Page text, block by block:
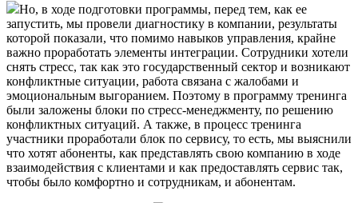
Но, в ходе подготовки программы, перед тем, как ее
запустить, мы провели диагностику в компании, результаты
которой показали, что помимо навыков управления, крайне
важно проработать элементы интеграции. Сотрудники хотели
снять стресс, так как это государственный сектор и возникают
конфликтные ситуации, работа связана с жалобами и
эмоциональным выгоранием. Поэтому в программу тренинга
были заложены блоки по стресс-менеджменту, по решению
конфликтных ситуаций. А также, в процесс тренинга
участники проработали блок по сервису, то есть, мы выяснили
что хотят абоненты, как представлять свою компанию в ходе
взаимодействия с клиентами и как предоставлять сервис так,
чтобы было комфортно и сотрудникам, и абонентам.